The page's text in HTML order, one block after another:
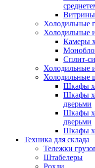
Витрины
Холодильные
Холодильные
Камеры
Сплит-
Холодильные
Холодильные
Шкафы
Шкафы
дверьми
Шкафы
дверьми
Шкафы
Техника для склада
Тележки
Штабелеры
Рохли